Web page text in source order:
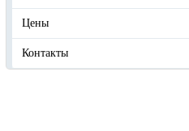
Цены
Контакты